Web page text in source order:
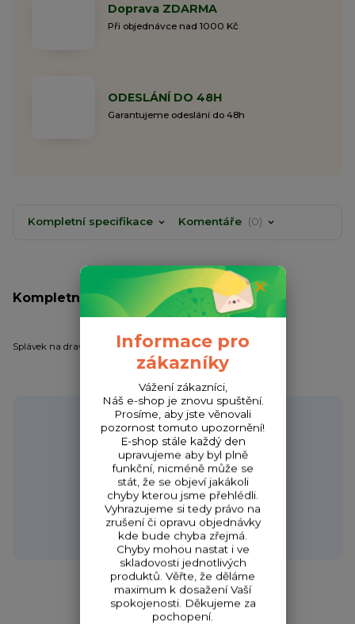
Doprava ZDARMA
Při objednávce nad 1000 Kč
ODESLÁNÍ DO 48H
Garantujeme odeslání do 48h
Kompletní specifikace Komentáře 0
Kompletní specifikace
Splávek na dravce s možností vložení 4,5 mm světélka.
Potřebujete poradit?
Zákaznická podpora HONZA
+420 720 256 434
(Po-Čt 9-17 hod.,Pá 9-18 hod.)
obchod@fishcom.cz
Informace pro
zákazníky
Vážení zákazníci,
Náš e-shop je znovu spuštění.
Prosíme, aby jste věnovali
pozornost tomuto upozornění!
E-shop stále každý den
upravujeme aby byl plně
funkční, nicméně může se
stát, že se objeví jakákoli
chyby kterou jsme přehlédli.
Vyhrazujeme si tedy právo na
zrušení či opravu objednávky
kde bude chyba zřejmá.
Chyby mohou nastat i ve
skladovosti jednotlivých
produktů. Věřte, že děláme
maximum k dosažení Vaší
spokojenosti. Děkujeme za
pochopení.